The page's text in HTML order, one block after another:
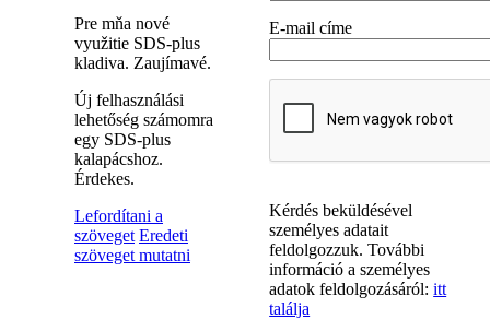
Pre mňa nové
využitie SDS-plus
kladiva. Zaujímavé.
Új felhasználási
lehetőség számomra
egy SDS-plus
kalapácshoz.
Érdekes.
Lefordítani a
szöveget Eredeti
szöveget mutatni
E-mail címe
Kérdés beküldésével
személyes adatait
feldolgozzuk. További
információ a személyes
adatok feldolgozásáról:itt
találja